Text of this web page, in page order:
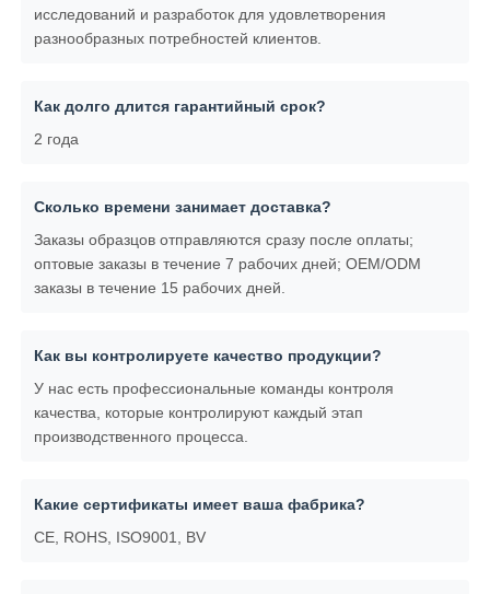
исследований и разработок для удовлетворения
разнообразных потребностей клиентов.
Как долго длится гарантийный срок?
2 года
Сколько времени занимает доставка?
Заказы образцов отправляются сразу после оплаты;
оптовые заказы в течение 7 рабочих дней; OEM/ODM
заказы в течение 15 рабочих дней.
Как вы контролируете качество продукции?
У нас есть профессиональные команды контроля
качества, которые контролируют каждый этап
производственного процесса.
Какие сертификаты имеет ваша фабрика?
CE, ROHS, ISO9001, BV